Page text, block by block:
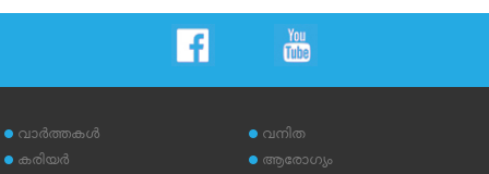
വാര്‍ത്തകള്‍
കരിയര്‍
വനിത
ആരോഗ്യം